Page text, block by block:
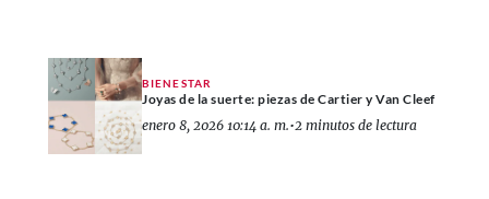
BIENESTAR
Joyas de la suerte: piezas de Cartier y Van Cleef
enero 8, 2026 10:14 a. m.•2 minutos de lectura